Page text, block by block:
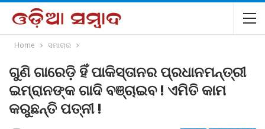
Home ସମାଚାର
ଗୁଣି ଗାରେଡ଼ି ହିଁ ପାକିସ୍ତାନର ପ୍ରଧାନମନ୍ତ୍ରୀ
ଇମ୍ରାନଙ୍କ ଗାଦି ବଞ୍ଚାଇବ ! ଏମିତି କାମ
କରୁଛନ୍ତି ପତ୍ନୀ !